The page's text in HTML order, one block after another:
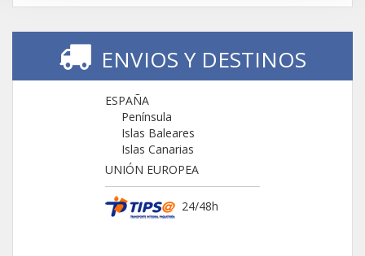
ENVIOS Y DESTINOS
ESPAÑA
Península
Islas Baleares
Islas Canarias
UNIÓN EUROPEA
24/48h